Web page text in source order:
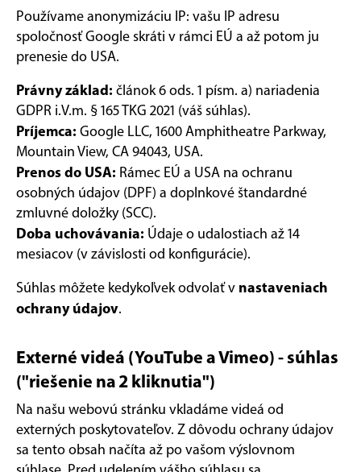
Používame anonymizáciu IP: vašu IP adresu
spoločnosť Google skráti v rámci EÚ a až potom ju
prenesie do USA.
Právny základ: článok 6 ods. 1 písm. a) nariadenia
GDPR i.V.m. § 165 TKG 2021 (váš súhlas).
Príjemca: Google LLC, 1600 Amphitheatre Parkway,
Mountain View, CA 94043, USA.
Prenos do USA: Rámec EÚ a USA na ochranu
osobných údajov (DPF) a doplnkové štandardné
zmluvné doložky (SCC).
Doba uchovávania: Údaje o udalostiach až 14
mesiacov (v závislosti od konfigurácie).
Súhlas môžete kedykoľvek odvolať v nastaveniach
ochrany údajov.
Externé videá (YouTube a Vimeo) - súhlas
("riešenie na 2 kliknutia")
Na našu webovú stránku vkladáme videá od
externých poskytovateľov. Z dôvodu ochrany údajov
sa tento obsah načíta až po vašom výslovnom